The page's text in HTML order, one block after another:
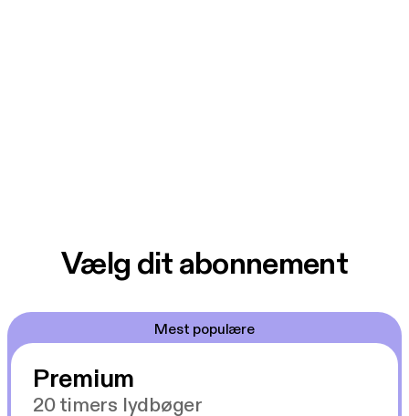
Vælg dit abonnement
Mest populære
Premium
20 timers lydbøger